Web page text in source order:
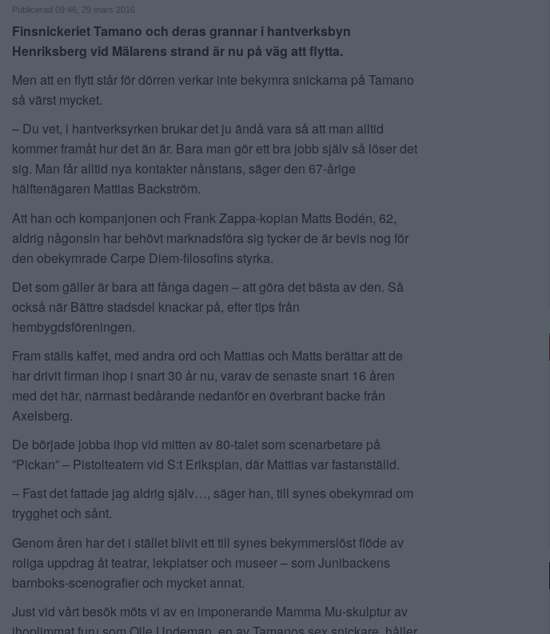
Publicerad 09:46, 29 mars 2016
Finsnickeriet Tamano och deras grannar i hantverksbyn
Henriksberg vid Mälarens strand är nu på väg att flytta.
Men att en flytt står för dörren verkar inte bekymra snickarna på Tamano
så värst mycket.
– Du vet, i hantverksyrken brukar det ju ändå vara så att man alltid
kommer framåt hur det än är. Bara man gör ett bra jobb själv så löser det
sig. Man får alltid nya kontakter nånstans, säger den 67-årige
hälftenägaren Mattias Backström.
Att han och kompanjonen och Frank Zappa-kopian Matts Bodén, 62,
aldrig någonsin har behövt marknadsföra sig tycker de är bevis nog för
den obekymrade Carpe Diem-filosofins styrka.
Det som gäller är bara att fånga dagen ­– att göra det bästa av den. Så
också när Bättre stadsdel knackar på, efter tips från
hembygdsföreningen.
Fram ställs kaffet, med andra ord och Mattias och Matts berättar att de
har drivit firman ihop i snart 30 år nu, varav de senaste snart 16 åren
med det här, närmast bedårande nedanför en överbrant backe från
Axelsberg.
De började jobba ihop vid mitten av 80-talet som scenarbetare på
”Pickan” – Pistolteatern vid S:t Eriksplan, där Mattias var fastanställd.
– Fast det fattade jag aldrig själv…, säger han, till synes obekymrad om
trygghet och sånt.
Genom åren har det i stället blivit ett till synes bekymmerslöst flöde av
roliga uppdrag åt teatrar, lekplatser och museer – som Junibackens
barnboks-scenografier och mycket annat.
Just vid vårt besök möts vi av en imponerande Mamma Mu-skulptur av